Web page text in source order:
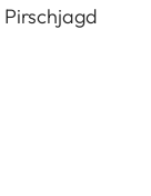
Es ist das